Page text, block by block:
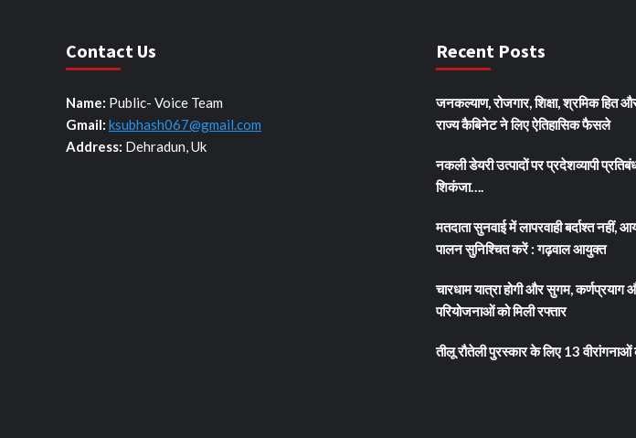
Contact Us
Name: Public- Voice Team
Gmail: ksubhash067@gmail.com
Address: Dehradun, Uk
Recent Posts
जनकल्याण, रोजगार, शिक्षा, श्रमिक हित
राज्य कैबिनेट ने लिए ऐतिहासिक फैसले
नकली डेयरी उत्पादों पर प्रदेशव्यापी
शिकंजा….
मतदाता सुनवाई में लापरवाही बर्दाश्त नहीं,
पालन सुनिश्चित करें : गढ़वाल आयुक्त
चारधाम यात्रा होगी और सुगम, कर्णप्रयाग
परियोजनाओं को मिली रफ्तार
तीलू रौतेली पुरस्कार के लिए 13 वीरांगनाओं